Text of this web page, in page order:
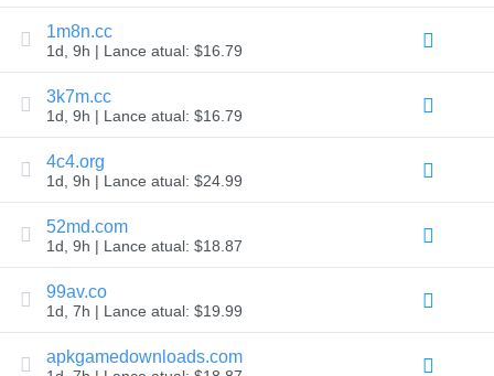
de
Domínio
API
Pós-
mercado
Gerencie
sua
carteira
Explorar
Busca
de
pós-
venda
Todos
os
Leilões
de
1m8n.cc
1d, 9h | Lance atual: $16.79
3k7m.cc
1d, 9h | Lance atual: $16.79
4c4.org
1d, 9h | Lance atual: $24.99
52md.com
1d, 9h | Lance atual: $18.87
99av.co
1d, 7h | Lance atual: $19.99
apkgamedownloads.com